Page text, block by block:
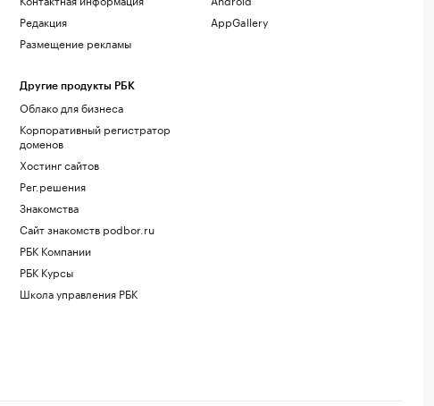
Редакция
Размещение рекламы
Другие продукты РБК
Облако для бизнеса
Корпоративный регистратор
доменов
Хостинг сайтов
Рег.решения
Знакомства
Сайт знакомств podbor.ru
РБК Компании
РБК Курсы
Школа управления РБК
AppGallery